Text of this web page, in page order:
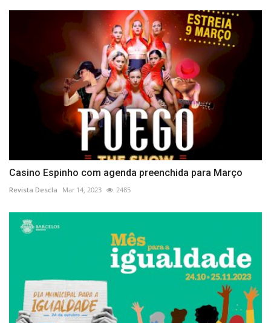
Casino Espinho com agenda preenchida para Março
Revista Descla Mar 14, 2023 2485